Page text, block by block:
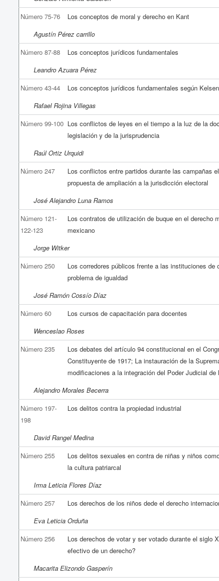
Número 75-76
Los conceptos de moral y derecho en Kant
Agustín Pérez carrillo
Número 87-88
Los conceptos jurídicos fundamentales
Leandro Azuara Pérez
Número 43-44
Los conceptos jurídicos fundamentales según Kelsen
Rafael Rojina Villegas
Número 99-100 Los conflictos de leyes en el tiempo a la luz de la
legislación y de la jurisprudencia
Raúl Ortiz Urquidi
Número 247
Los conflictos entre partidos durante las campañas
propuesta de ampliación a la jurisdicción electoral
José Alejandro Luna Ramos
Número 121-
122-123
Los contratos de utilización de buque en el derecho
mexicano
Jorge Witker
Número 250
Los corredores públicos frente a las instituciones de
problema de igualdad
José Ramón Cossío Díaz
Número 60
Los cursos de capacitación para docentes
Wenceslao Roses
Número 235
Los debates del artículo 94 constitucional en el
Constituyente de 1917; La instauración de la
modificaciones a la integración del Poder Judicial de
Alejandro Morales Becerra
Número 197-
198
Los delitos contra la propiedad industrial
David Rangel Medina
Número 255
Los delitos sexuales en contra de niñas y niños
la cultura patriarcal
Irma Leticia Flores Díaz
Número 257
Los derechos de los niños dede el derecho
Eva Leticia Orduña
Número 256
Los derechos de votar y ser votado durante el siglo
efectivo de un derecho?
Macarita Elizondo Gasperín